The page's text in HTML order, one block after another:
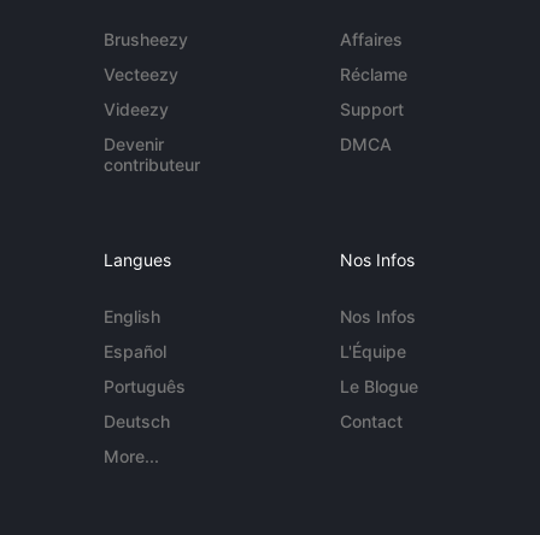
Brusheezy
Vecteezy
Videezy
Devenir
contributeur
Affaires
Réclame
Support
DMCA
Langues
English
Español
Português
Deutsch
More...
Nos Infos
Nos Infos
L'Équipe
Le Blogue
Contact